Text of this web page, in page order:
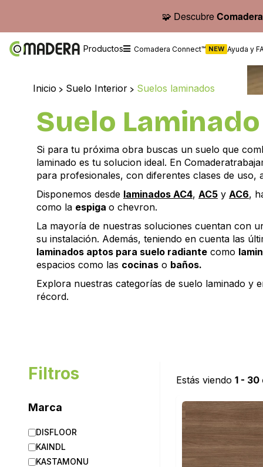
🧩 Descubre
Productos Comadera Connect™ NEW Ayuda y
Inicio > Suelo Interior > Suelos laminados
Suelo Laminado
Si para tu próxima obra buscas un suelo que
laminado es tu solucion ideal. En
para profesionales, con diferentes clases de uso,
Disponemos desde laminados AC4, AC5 y AC6,
como la espiga o chevron.
La mayoría de nuestras soluciones cuentan con
su instalación. Además, teniendo en cuenta las
laminados aptos para suelo radiante como
espacios como las cocinas o baños.
Explora nuestras categorías de suelo laminado y
récord.
Filtros
Marca
DISFLOOR
KAINDL
KASTAMONU
Estás viendo 1 -